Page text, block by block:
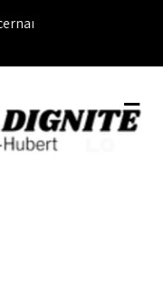
les résidents de